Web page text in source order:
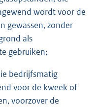
wordt voor de
gewassen, zonder
als
gebruiken;
bedrijfsmatig
voor de kweek of
voorzover de